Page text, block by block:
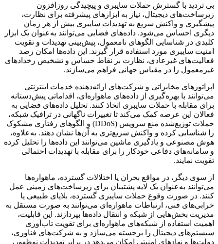
بی تردید با گسترش حملات سایبری و پیچیدگی روزافزون
زیرساخت‌های دیجیتال، نیاز به ابزارهای پیشرفته برای نظارت،
پیشگیری و واکنش سریع به تهدیدات سایبری بیش از هر زمان
دیگری احساس می‌شود. داده‌های فضایی می‌توانند به‌عنوان یک ابزار
کلیدی در شناسایی الگوهای نامعمول، پیش‌بینی تهدیدات و تقویت
امنیت سایبری مورد استفاده قرار گیرند. این داده‌ها امکان رصد
فعالیت‌های غیرعادی، نظارت بر نقاط حساس و تشخیص رخدادهای
غیرمعمول را در مقیاس جهانی فراهم می‌سازند.
اپراتورهای مخابراتی و شرکت‌های ارائه‌دهنده خدمات اینترنتی
می‌توانند با بهره‌گیری از داده‌های ماهواره‌ای، اقداماتی پیش‌دستانه
برای مقابله با حملات سایبری اتخاذ کنند. تحلیل داده‌های فضایی به
فعالان این عرصه کمک می‌کند تا تغییرات ناگهانی در ترافیک شبکه،
حملات توزیع‌شده منع سرویس (DDoS) و الگوهای رفتاری مشکوک
را شناسایی کرده و واکنش سریع‌تری به آن‌ها نشان دهند. به‌علاوه،
هوش مصنوعی و یادگیری ماشین می‌توانند این داده‌ها را تحلیل کرده
و سامانه‌های دفاعی خودکار را برای مقابله با تهدیدات احتمالی
تقویت نمایند.
از سوی دیگر، در مواقع بحران یا اختلالات گسترده، ماهواره‌ها
می‌توانند به‌عنوان یک لایه پشتیبان برای زیرساخت‌های زمینی عمل
کنند. در صورت وقوع حملات سایبری گسترده، بلایای طبیعی یا
خرابی‌های فنی، ارتباطات ماهواره‌ای می‌توانند به صورت مستقل به
مدیریت بخش‌هایی از شبکه و انتقال داده‌ها بپردازند. این قابلیت،
اهمیت استفاده از شبکه‌های ماهواره‌ای برای تقویت تاب‌آوری
سیستم‌های دیجیتال را برجسته می‌سازد و به شرکت‌های فناوری،
دولت‌ها و نهادهای امنیتی امکان می‌دهد در برابر تهدیدات نوظهور،